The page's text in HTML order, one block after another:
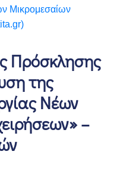
Μικρομεσαίων
Πρόσκλησης
της
Νέων
–